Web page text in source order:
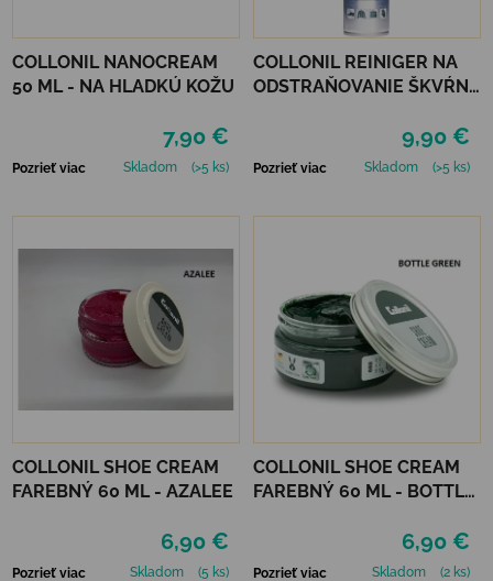
COLLONIL NANOCREAM
50 ML - NA HLADKÚ KOŽU
7,90 €
Pozrieť viac Skladom (>5 ks)
COLLONIL REINIGER NA
ODSTRAŇOVANIE ŠKVŔN
9,90 €
Pozrieť viac Skladom (>5 ks)
COLLONIL SHOE CREAM
FAREBNÝ 60 ML - AZALEE
6,90 €
Pozrieť viac Skladom (5 ks)
COLLONIL SHOE CREAM
FAREBNÝ 60 ML - BOTTLE
6,90 €
Pozrieť viac Skladom (2 ks)